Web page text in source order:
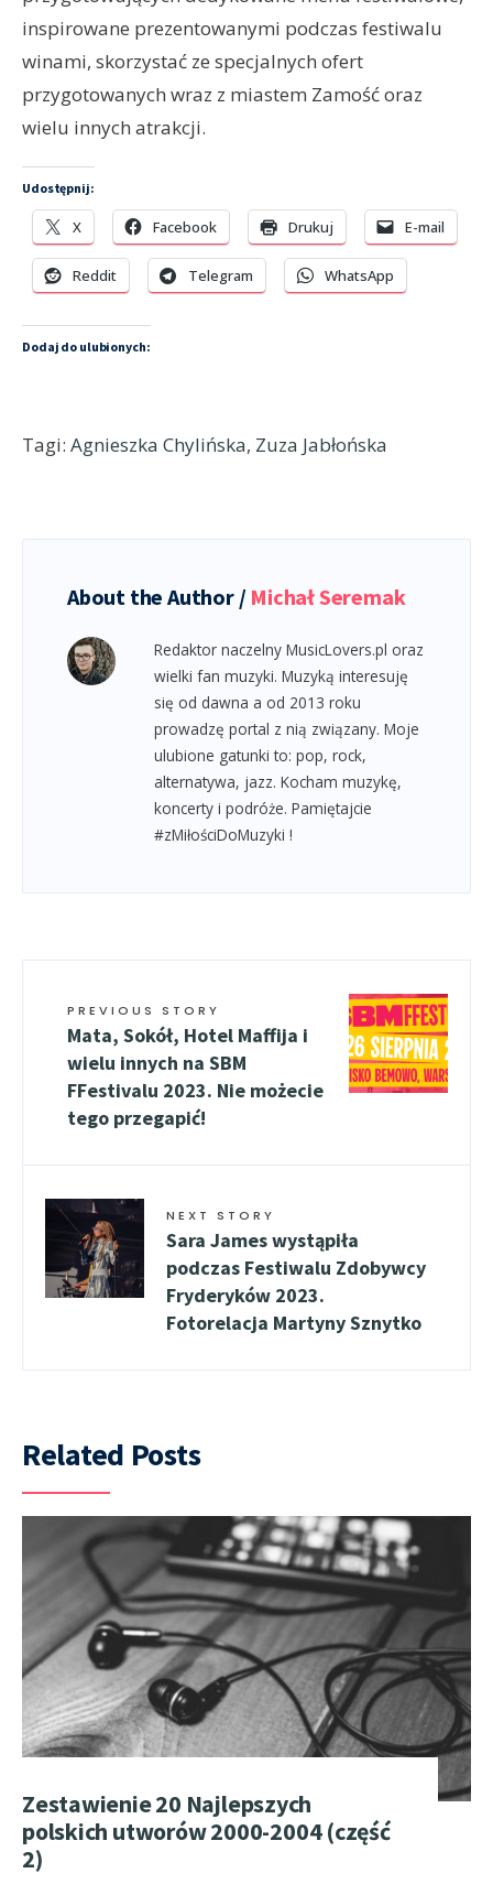
inspirowane prezentowanymi podczas festiwalu
winami, skorzystać ze specjalnych ofert
przygotowanych wraz z miastem Zamość oraz
wielu innych atrakcji.
Udostępnij:
X Facebook Drukuj E-mail
Reddit Telegram WhatsApp
Dodaj do ulubionych:
Tagi: Agnieszka Chylińska, Zuza Jabłońska
About the Author / Michał Seremak
Redaktor naczelny MusicLovers.pl oraz
wielki fan muzyki. Muzyką interesuję
się od dawna a od 2013 roku
prowadzę portal z nią związany. Moje
ulubione gatunki to: pop, rock,
alternatywa, jazz. Kocham muzykę,
koncerty i podróże. Pamiętajcie
#zMiłościDoMuzyki !
PREVIOUS STORY
Mata, Sokół, Hotel Maffija i
wielu innych na SBM
FFestivalu 2023. Nie możecie
tego przegapić!
NEXT STORY
Sara James wystąpiła
podczas Festiwalu Zdobywcy
Fryderyków 2023.
Fotorelacja Martyny Sznytko
Related Posts
Zestawienie 20 Najlepszych
polskich utworów 2000-2004 (część
2)